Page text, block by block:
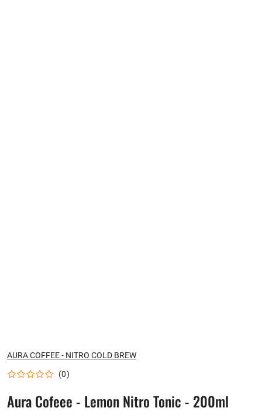
NAZWA
PRODUCENTA:
AURA COFFEE - NITRO COLD BREW
(0)
Aura Cofeee - Lemon Nitro Tonic - 200ml